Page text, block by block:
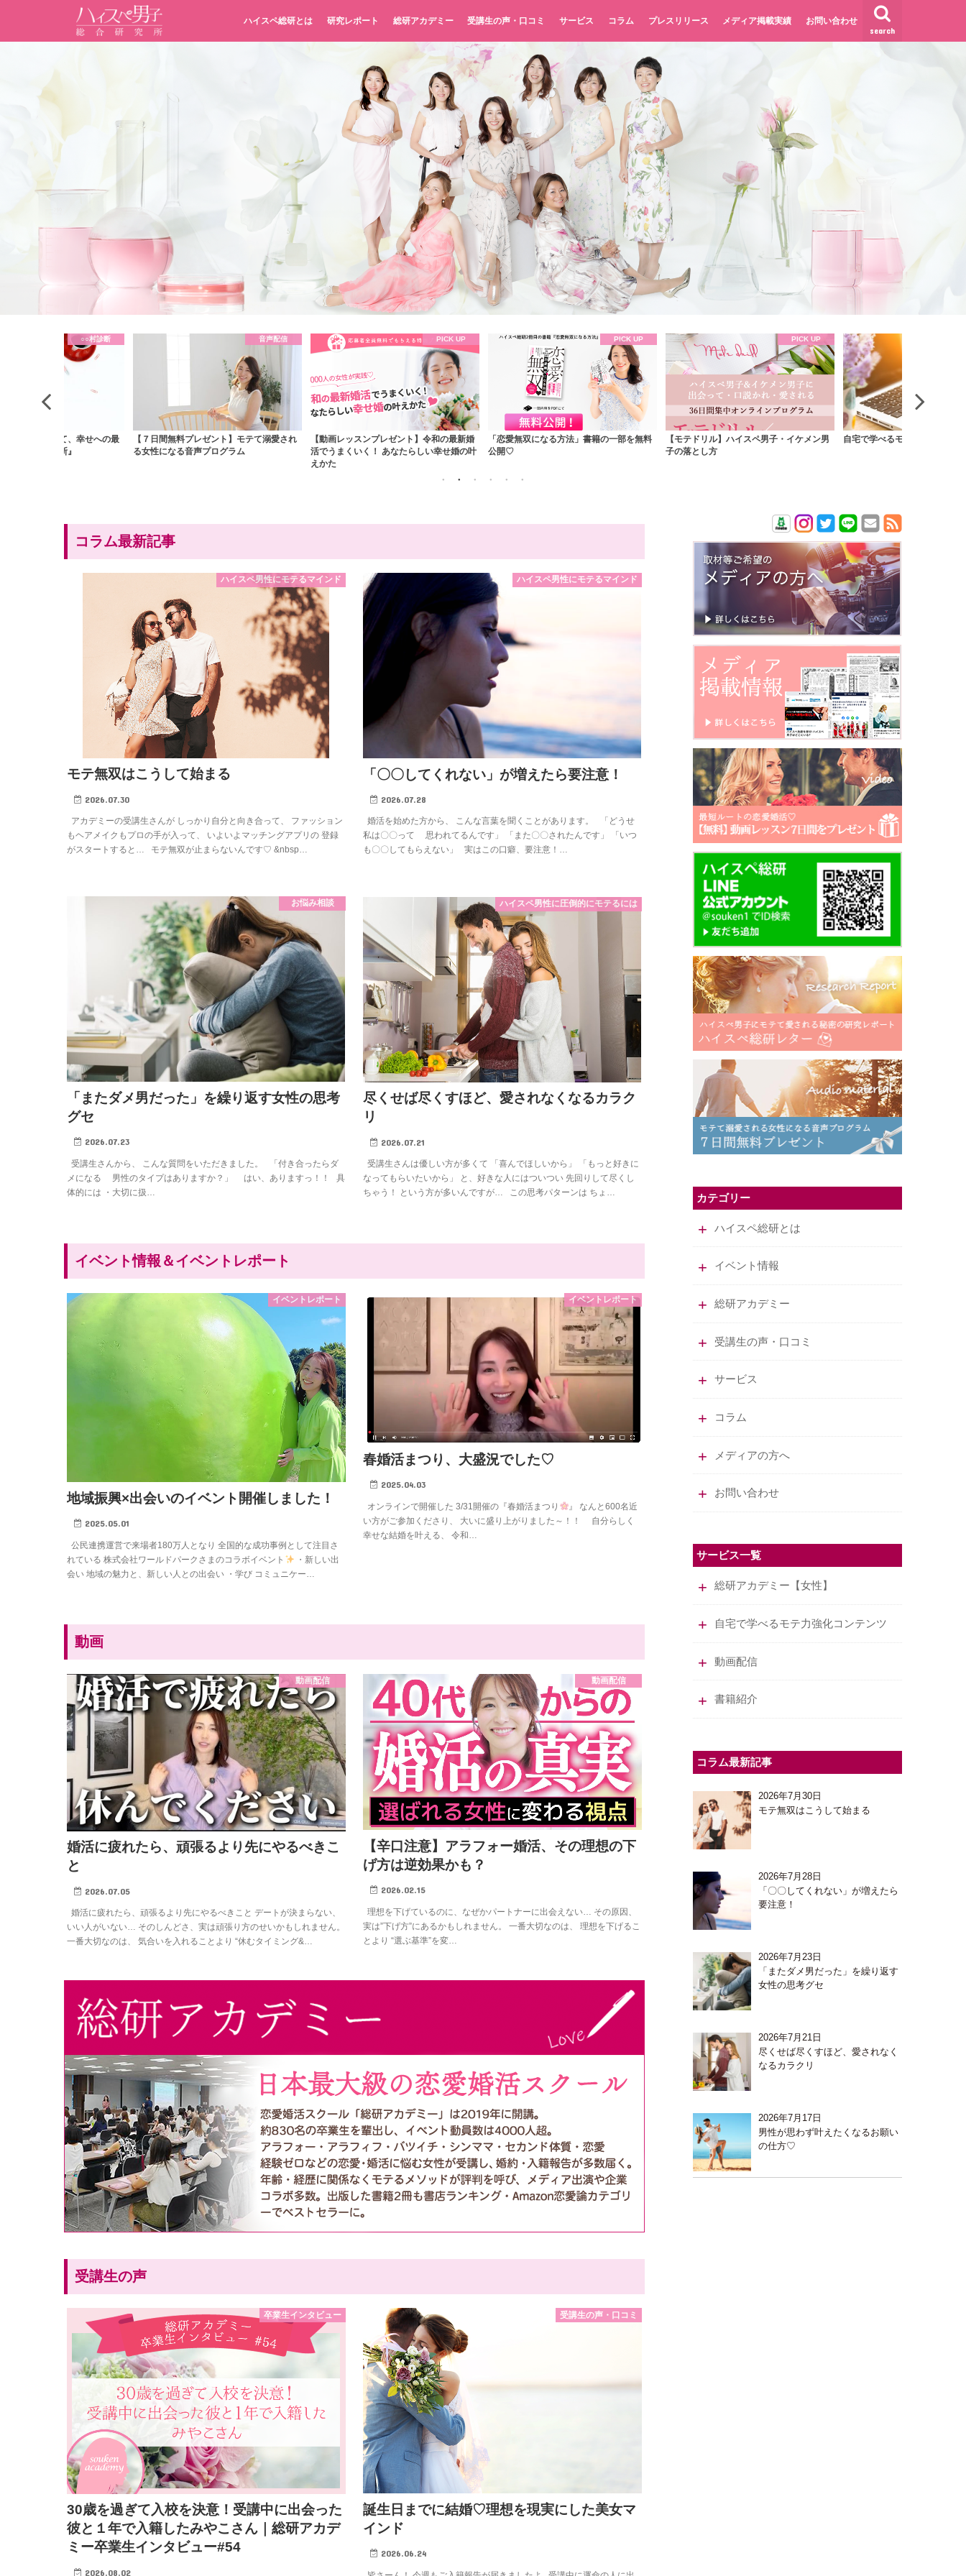
search
ハイスペ総研とは 研究レポート 総研アカデミー 受講生の声・口コミ サービス コラム プレスリリース メディア掲載実績 お問い合わせ
音声配信
プレゼント】モテて溺愛され
音声プログラム
【動画レッスンプレゼント】令和の最新婚
活でうまくいく！ あなたらしい幸せ婚の叶
「恋愛無双になる方法」書籍の一部を無料
公開♡
【モテドリル】ハイスペ男子・イケメン男
子の落とし方
自宅で学べるモテ力強化コンテンツ
あなたの思い込みを発見して
コラム最新記事
ハイスペ男性にモテるマインド
モテ無双はこうして始まる
2026.07.30
アカデミーの受講生さんが しっかり自分と向き合って、 ファッション
もヘアメイクもプロの手が入って、 いよいよマッチングアプリの 登録
がスタートすると… モテ無双が止まらないんです♡ &nbsp…
ハイスペ男性にモテるマインド
「〇〇してくれない」が増えたら要注意！
2026.07.28
婚活を始めた方から、 こんな言葉を聞くことがあります。 「どうせ
私は〇〇って 思われてるんです」 「また〇〇されたんです」 「いつ
も〇〇してもらえない」 実はこの口癖、要注意！…
お悩み相談
「またダメ男だった」を繰り返す女性の思考
グセ
2026.07.23
受講生さんから、 こんな質問をいただきました。 「付き合ったらダ
メになる 男性のタイプはありますか？」 はい、ありますっ！！ 具
体的には ・大切に扱…
ハイスペ男性に圧倒的にモテるには
尽くせば尽くすほど、愛されなくなるカラク
リ
2026.07.21
受講生さんは優しい方が多くて 「喜んでほしいから」 「もっと好きに
なってもらいたいから」 と、好きな人にはついつい 先回りして尽くし
ちゃう！ という方が多いんですが… この思考パターンは ちょ…
イベント情報＆イベントレポート
イベントレポート
地域振興×出会いのイベント開催しました！
2025.05.01
公民連携運営で来場者180万人となり 全国的な成功事例として注目さ
れている 株式会社ワールドパークさまのコラボイベント
・新しい出
会い 地域の魅力と、新しい人との出会い ・学び コミュニケー…
イベントレポート
春婚活まつり、大盛況でした♡
2025.04.03
オンラインで開催した 3/31開催の『春婚活まつり
』 なんと600名近
い方がご参加くださり、 大いに盛り上がりました～！！ 自分らしく
幸せな結婚を叶える、 令和…
動画
動画配信
婚活に疲れたら、頑張るより先にやるべきこ
と
2026.07.05
婚活に疲れたら、頑張るより先にやるべきこと デートが決まらない、
いい人がいない… そのしんどさ、実は頑張り方のせいかもしれません。
一番大切なのは、 気合いを入れることより “休むタイミング&…
動画配信
【辛口注意】アラフォー婚活、その理想の下
げ方は逆効果かも？
2026.02.15
理想を下げているのに、なぜかパートナーに出会えない… その原因、
実は”下げ方”にあるかもしれません。 一番大切なのは、 理想を下げるこ
とより “選ぶ基準”を変…
受講生の声
卒業生インタビュー
30歳を過ぎて入校を決意！受講中に出会った
彼と１年で入籍したみやこさん｜総研アカデ
ミー卒業生インタビュー#54
2026.08.02
受講生の声・口コミ
誕生日までに結婚♡理想を現実にした美女マ
インド
2026.06.24
カテゴリー
ハイスペ総研とは
イベント情報
総研アカデミー
受講生の声・口コミ
サービス
コラム
メディアの方へ
お問い合わせ
サービス一覧
総研アカデミー【女性】
自宅で学べるモテ力強化コンテンツ
動画配信
書籍紹介
コラム最新記事
2026年7月30日
モテ無双はこうして始まる
2026年7月28日
「〇〇してくれない」が増えたら
要注意！
2026年7月23日
「またダメ男だった」を繰り返す
女性の思考グセ
2026年7月21日
尽くせば尽くすほど、愛されなく
なるカラクリ
2026年7月17日
男性が思わず叶えたくなるお願い
の仕方♡